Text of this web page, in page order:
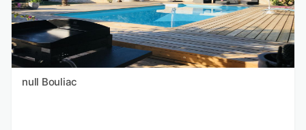
null Bouliac